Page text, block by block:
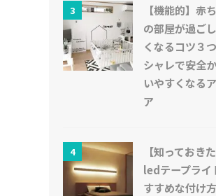
3
【機能的】赤
の部屋が過ご
くなるコツ３
シャレで安全
いやすくなる
ア
4
【知っておきた
ledテープライ
すすめな付け